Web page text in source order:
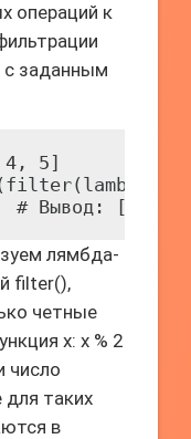
операций к
с заданным
4, 5]
x:
# Вывод: [2, 4]
лямбда-
filter(),
четные
x: x % 2
число
таких
в